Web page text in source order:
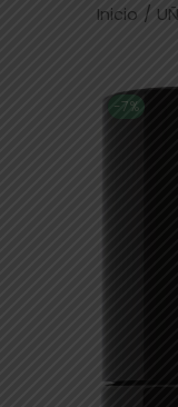
Inicio /
-7%